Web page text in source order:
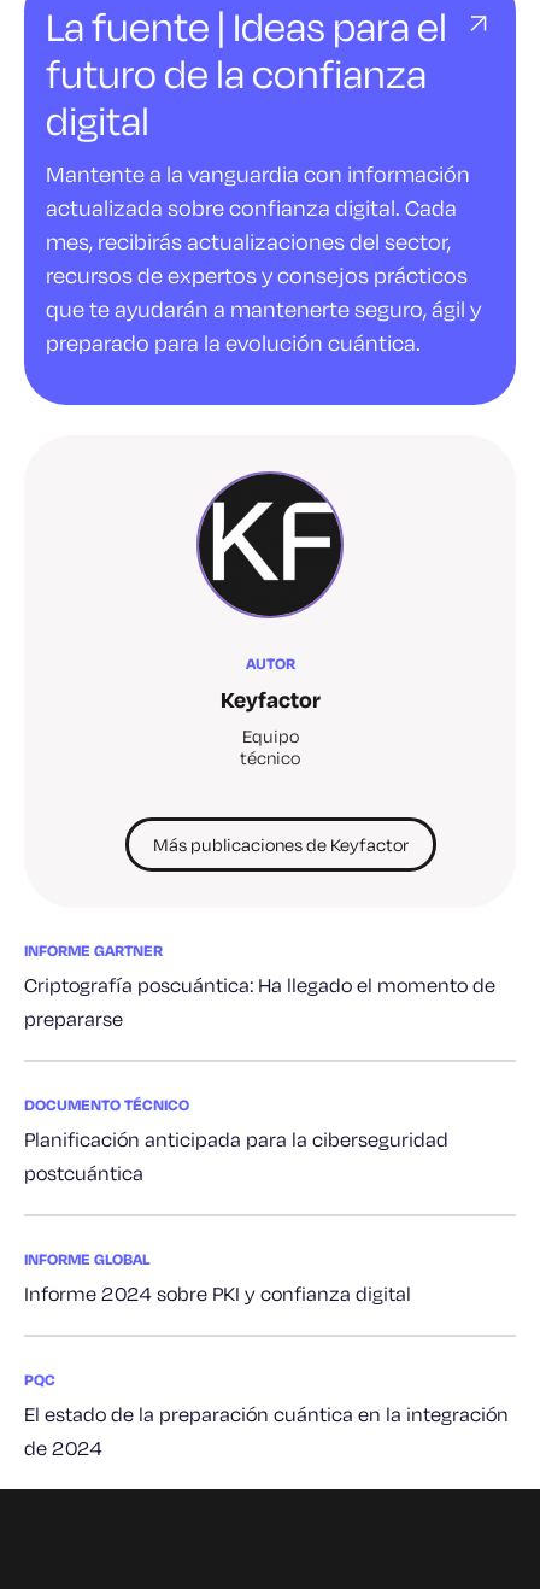
La fuente | Ideas para el
futuro de la confianza
digital
Mantente a la vanguardia con información
actualizada sobre confianza digital. Cada
mes, recibirás actualizaciones del sector,
recursos de expertos y consejos prácticos
que te ayudarán a mantenerte seguro, ágil y
preparado para la evolución cuántica.
AUTOR
Keyfactor
Equipo
técnico
Más publicaciones de Keyfactor
INFORME GARTNER
Criptografía poscuántica: Ha llegado el momento de
prepararse
DOCUMENTO TÉCNICO
Planificación anticipada para la ciberseguridad
postcuántica
INFORME GLOBAL
Informe 2024 sobre PKI y confianza digital
PQC
El estado de la preparación cuántica en la integración
de 2024